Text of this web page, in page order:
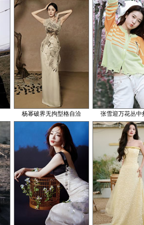
杨幂破界无拘型格自洽 张雪迎万花丛中